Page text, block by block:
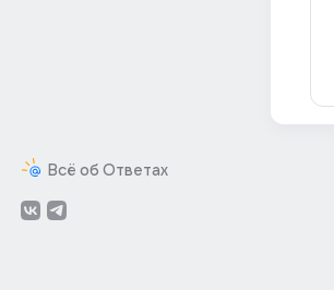
Всё об Ответах